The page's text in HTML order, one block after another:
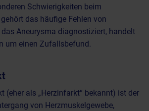
Schwierigkeiten beim
das häufige Fehlen von
Aneurysma diagnostiziert, handelt
um einen Zufallsbefund.
(eher als „Herzinfarkt“ bekannt) ist der
von Herzmuskelgewebe,